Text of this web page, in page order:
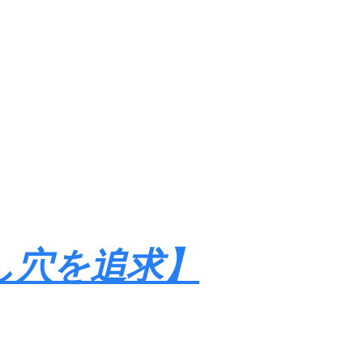
を追求】